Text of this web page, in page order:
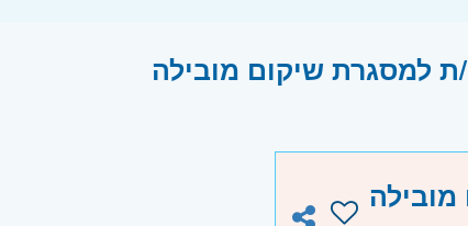
למסגרת שיקום מובילה